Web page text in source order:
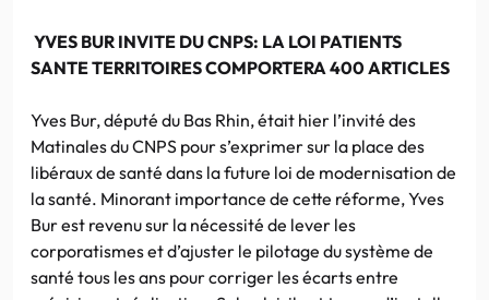
YVES BUR INVITE DU CNPS: LA LOI PATIENTS
SANTE TERRITOIRES COMPORTERA 400 ARTICLES
Yves Bur, député du Bas Rhin, était hier l’invité des
Matinales du CNPS pour s’exprimer sur la place des
libéraux de santé dans la future loi de modernisation de
la santé. Minorant importance de cette réforme, Yves
Bur est revenu sur la nécessité de lever les
corporatismes et d’ajuster le pilotage du système de
santé tous les ans pour corriger les écarts entre